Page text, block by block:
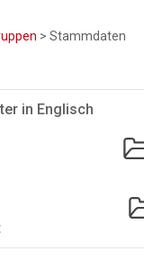
> Stammdaten
in Englisch